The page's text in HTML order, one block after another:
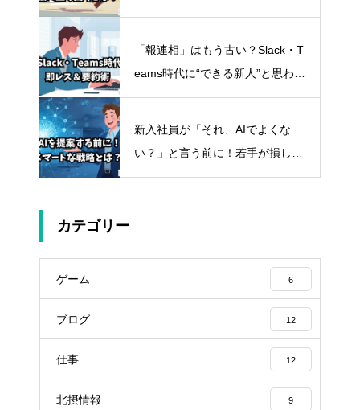
スマートな立ち回り方
「報連相」はもう古い？Slack・T
eams時代に“できる新人”と思わせ
る即レス＆要約術
新入社員が「それ、AIでよくな
い？」と言う前に！若手が損しな
いスマートな立ち回り方
カテゴリー
ゲーム 6
ブログ 12
仕事 12
北摂情報 9